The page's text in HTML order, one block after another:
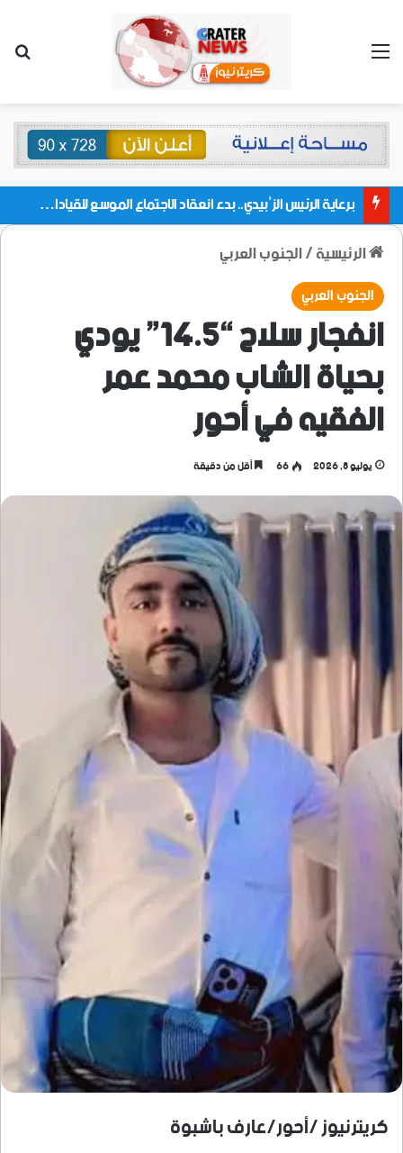
القائمة
برعاية الرئيس الزُبيدي.. بدء انعقاد الاجتماع الموسع للقيادات المحلية بالعاصمة ولمديريات وكتل مجلس العموم ومنسقيات الجامعة بالعاصمة عدن
الرئيسية/الجنوب العربي
الجنوب العربي
انفجار سلاح “14.5” يودي
بحياة الشاب محمد عمر
الفقيه في أحور
يوليو 8, 2026 66 أقل من دقيقة
كريترنيوز /أحور/عارف باشبوة